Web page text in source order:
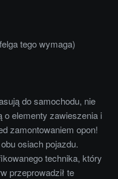
tego wymaga)
do samochodu, nie
o elementy zawieszenia i
zamontowaniem opon!
osiach pojazdu.
technika, który
przeprowadził te